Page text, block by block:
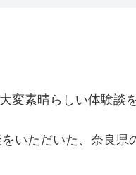
変素晴らしい体験談
いただいた、奈良